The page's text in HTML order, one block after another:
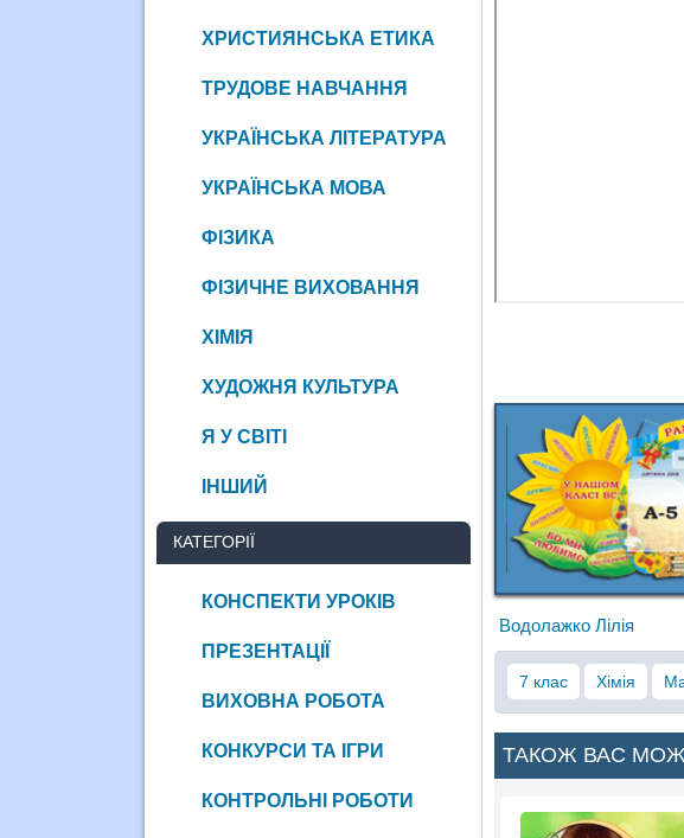
Водолажко Лілія
7 клас Хімія
ТАКОЖ ВАС
ХРИСТИЯНСЬКА ЕТИКА
ТРУДОВЕ НАВЧАННЯ
УКРАЇНСЬКА ЛІТЕРАТУРА
УКРАЇНСЬКА МОВА
ФІЗИКА
ФІЗИЧНЕ ВИХОВАННЯ
ХІМІЯ
ХУДОЖНЯ КУЛЬТУРА
Я У СВІТІ
ІНШИЙ
КАТЕГОРІЇ
КОНСПЕКТИ УРОКІВ
ПРЕЗЕНТАЦІЇ
ВИХОВНА РОБОТА
КОНКУРСИ ТА ІГРИ
КОНТРОЛЬНІ РОБОТИ